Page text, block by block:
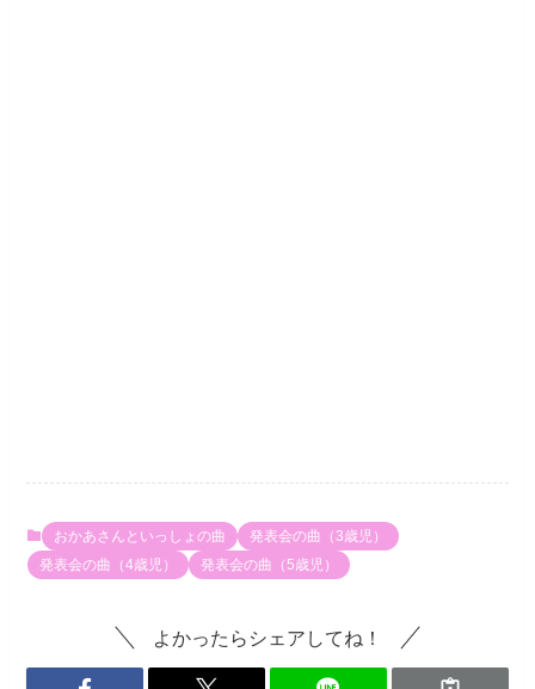
おかあさんといっしょの曲
発表会の曲（3歳児）
発表会の曲（4歳児）
発表会の曲（5歳児）
よかったらシェアしてね！